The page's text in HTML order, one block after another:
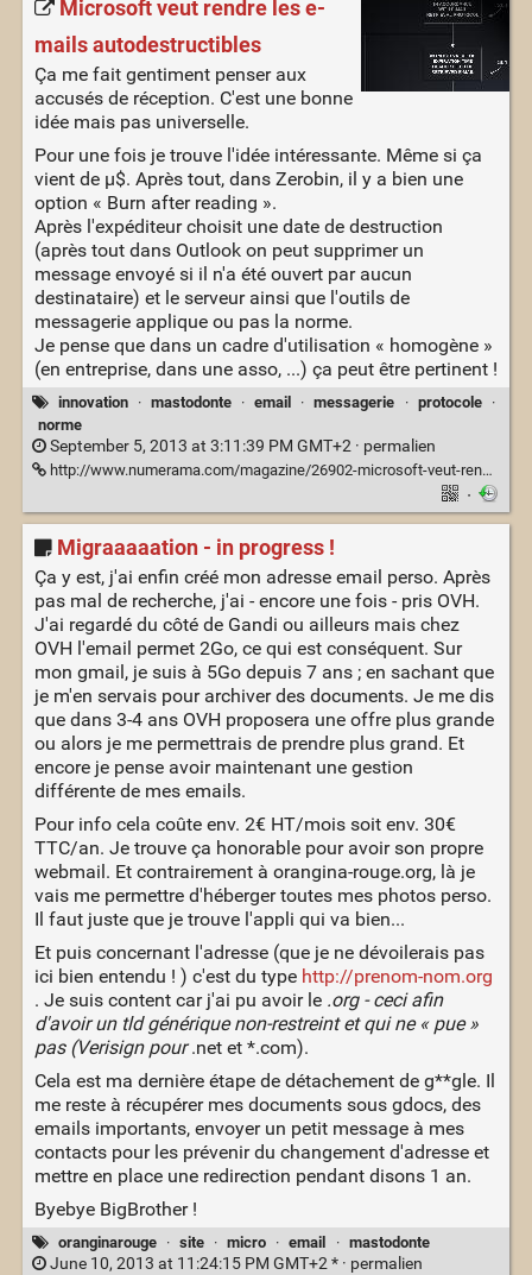
Microsoft veut rendre les e-
mails autodestructibles
Ça me fait gentiment penser aux
accusés de réception. C'est une bonne
idée mais pas universelle.
Pour une fois je trouve l'idée intéressante. Même si ça
vient de µ$. Après tout, dans Zerobin, il y a bien une
option « Burn after reading ».
Après l'expéditeur choisit une date de destruction
(après tout dans Outlook on peut supprimer un
message envoyé si il n'a été ouvert par aucun
destinataire) et le serveur ainsi que l'outils de
messagerie applique ou pas la norme.
Je pense que dans un cadre d'utilisation « homogène »
(en entreprise, dans une asso, ...) ça peut être pertinent !
innovation · mastodonte · email · messagerie · protocole
·
norme
September 5, 2013 at 3:11:39 PM GMT+2 · permalien
http://www.numerama.com/magazine/26902-microsoft-veut-rendre-les-e-mails-autodestructibles.html
·
Migraaaaation - in progress !
Ça y est, j'ai enfin créé mon adresse email perso. Après
pas mal de recherche, j'ai - encore une fois - pris OVH.
J'ai regardé du côté de Gandi ou ailleurs mais chez
OVH l'email permet 2Go, ce qui est conséquent. Sur
mon gmail, je suis à 5Go depuis 7 ans ; en sachant que
je m'en servais pour archiver des documents. Je me dis
que dans 3-4 ans OVH proposera une offre plus grande
ou alors je me permettrais de prendre plus grand. Et
encore je pense avoir maintenant une gestion
différente de mes emails.
Pour info cela coûte env. 2€ HT/mois soit env. 30€
TTC/an. Je trouve ça honorable pour avoir son propre
webmail. Et contrairement à orangina-rouge.org, là je
vais me permettre d'héberger toutes mes photos perso.
Il faut juste que je trouve l'appli qui va bien...
Et puis concernant l'adresse (que je ne dévoilerais pas
ici bien entendu ! ) c'est du type http://prenom-nom.org
. Je suis content car j'ai pu avoir le .org - ceci afin
d'avoir un tld générique non-restreint et qui ne « pue »
pas (Verisign pour.net et *.com).
Cela est ma dernière étape de détachement de g**gle. Il
me reste à récupérer mes documents sous gdocs, des
emails importants, envoyer un petit message à mes
contacts pour les prévenir du changement d'adresse et
mettre en place une redirection pendant disons 1 an.
Byebye BigBrother !
oranginarouge · site · micro · email · mastodonte
June 10, 2013 at 11:24:15 PM GMT+2 * · permalien